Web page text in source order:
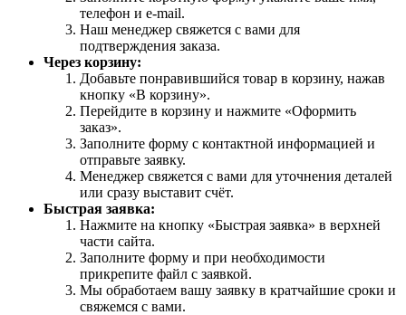
телефон и e-mail.
Наш менеджер свяжется с вами для
подтверждения заказа.
Через корзину:
Добавьте понравившийся товар в корзину, нажав
кнопку «В корзину».
Перейдите в корзину и нажмите «Оформить
заказ».
Заполните форму с контактной информацией и
отправьте заявку.
Менеджер свяжется с вами для уточнения деталей
или сразу выставит счёт.
Быстрая заявка:
Нажмите на кнопку «Быстрая заявка» в верхней
части сайта.
Заполните форму и при необходимости
прикрепите файл с заявкой.
Мы обработаем вашу заявку в кратчайшие сроки и
свяжемся с вами.